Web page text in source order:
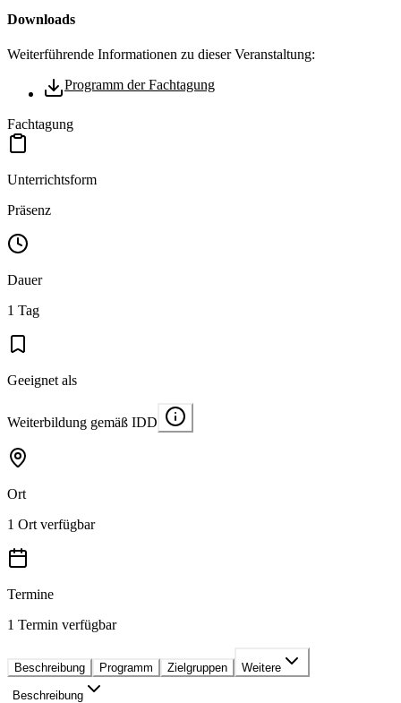
Downloads
Weiterführende Informationen zu dieser Veranstaltung:
Programm der Fachtagung
Fachtagung
Unterrichtsform
Präsenz
Dauer
1 Tag
Geeignet als
Weiterbildung gemäß IDD
Ort
1 Ort verfügbar
Termine
1 Termin verfügbar
Beschreibung Programm Zielgruppen Weitere
Beschreibung